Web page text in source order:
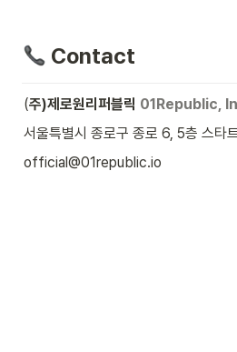
Contact
(주)제로원리퍼블릭 01Republic,
서울특별시 종로구 종로 6, 5층 스타
official@01republic.io